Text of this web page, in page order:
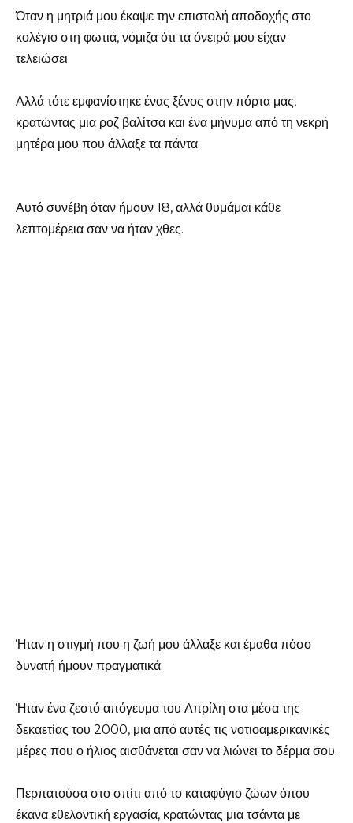
Όταν η μητριά μου έκαψε την επιστολή αποδοχής στο
κολέγιο στη φωτιά, νόμιζα ότι τα όνειρά μου είχαν
τελειώσει.
Αλλά τότε εμφανίστηκε ένας ξένος στην πόρτα μας,
κρατώντας μια ροζ βαλίτσα και ένα μήνυμα από τη νεκρή
μητέρα μου που άλλαξε τα πάντα.
Αυτό συνέβη όταν ήμουν 18, αλλά θυμάμαι κάθε
λεπτομέρεια σαν να ήταν χθες.
Ήταν η στιγμή που η ζωή μου άλλαξε και έμαθα πόσο
δυνατή ήμουν πραγματικά.
Ήταν ένα ζεστό απόγευμα του Απρίλη στα μέσα της
δεκαετίας του 2000, μια από αυτές τις νοτιοαμερικανικές
μέρες που ο ήλιος αισθάνεται σαν να λιώνει το δέρμα σου.
Περπατούσα στο σπίτι από το καταφύγιο ζώων όπου
έκανα εθελοντική εργασία, κρατώντας μια τσάντα με